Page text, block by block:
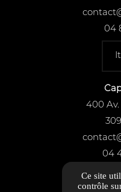
04
400
04
Ce site
contrôle